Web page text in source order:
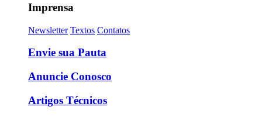
Imprensa
Newsletter Textos Contatos
Envie sua Pauta
Anuncie Conosco
Artigos Técnicos